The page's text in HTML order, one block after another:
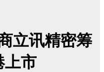
立讯精密筹
上市